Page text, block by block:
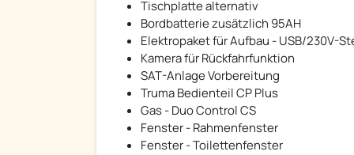
Tischplatte alternativ
Bordbatterie zusätzlich 95AH
Elektropaket für Aufbau - USB/230V-
Kamera für Rückfahrfunktion
SAT-Anlage Vorbereitung
Truma Bedienteil CP Plus
Gas - Duo Control CS
Fenster - Rahmenfenster
Fenster - Toilettenfenster